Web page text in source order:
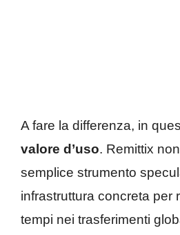
A fare la differenza, in
valore d’uso. Remittix
semplice strumento
infrastruttura concreta per
tempi nei trasferimenti